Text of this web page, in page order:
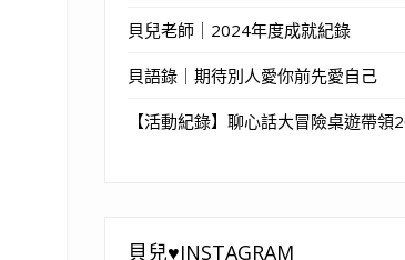
貝兒老師｜2024年度成就紀錄
貝語錄｜期待別人愛你前先愛自己
【活動紀錄】聊心話大冒險桌遊帶
貝兒♥INSTAGRAM